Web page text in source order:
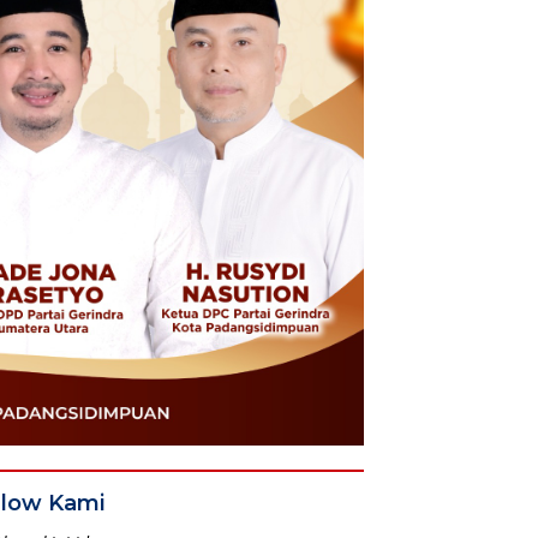
Kami